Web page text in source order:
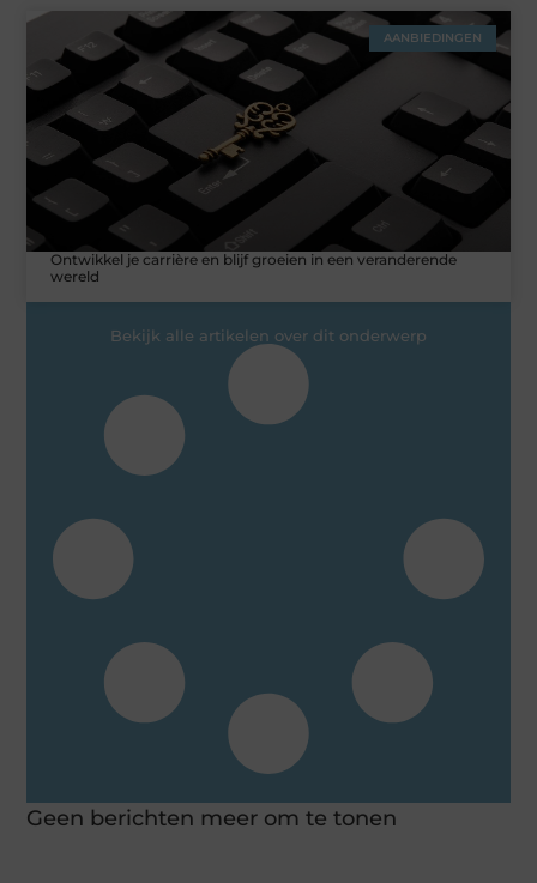
AANBIEDINGEN
Ontwikkel je carrière en blijf groeien in een veranderende
wereld
Bekijk alle artikelen over dit onderwerp
Geen berichten meer om te tonen